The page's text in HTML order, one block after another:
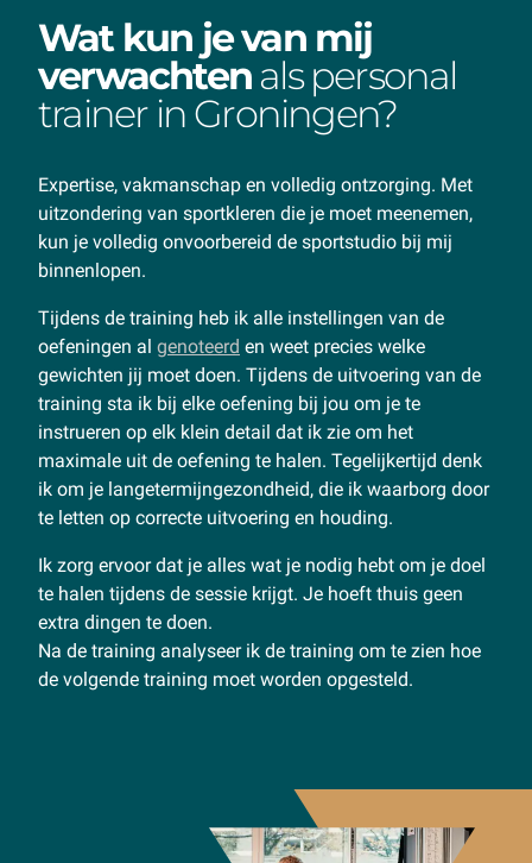
Wat kun je van mij
verwachten als personal
trainer in Groningen?
Expertise, vakmanschap en volledig ontzorging. Met
uitzondering van sportkleren die je moet meenemen,
kun je volledig onvoorbereid de sportstudio bij mij
binnenlopen.
Tijdens de training heb ik alle instellingen van de
oefeningen al genoteerd en weet precies welke
gewichten jij moet doen. Tijdens de uitvoering van de
training sta ik bij elke oefening bij jou om je te
instrueren op elk klein detail dat ik zie om het
maximale uit de oefening te halen. Tegelijkertijd denk
ik om je langetermijngezondheid, die ik waarborg door
te letten op correcte uitvoering en houding.
Ik zorg ervoor dat je alles wat je nodig hebt om je doel
te halen tijdens de sessie krijgt. Je hoeft thuis geen
extra dingen te doen.
Na de training analyseer ik de training om te zien hoe
de volgende training moet worden opgesteld.